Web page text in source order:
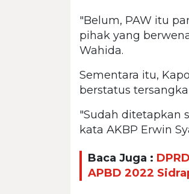
"Belum, PAW itu
pihak yang
Wahida.
Sementara itu,
berstatus
"Sudah ditetapkan
kata AKBP Erwin
Baca Juga :
APBD 2022